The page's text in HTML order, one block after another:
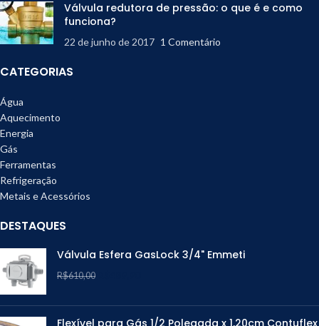
Válvula redutora de pressão: o que é e como
funciona?
22 de junho de 2017 1 Comentário
CATEGORIAS
Água
Aquecimento
Energia
Gás
Ferramentas
Refrigeração
Metais e Acessórios
DESTAQUES
Válvula Esfera GasLock 3/4" Emmeti
R$610,00